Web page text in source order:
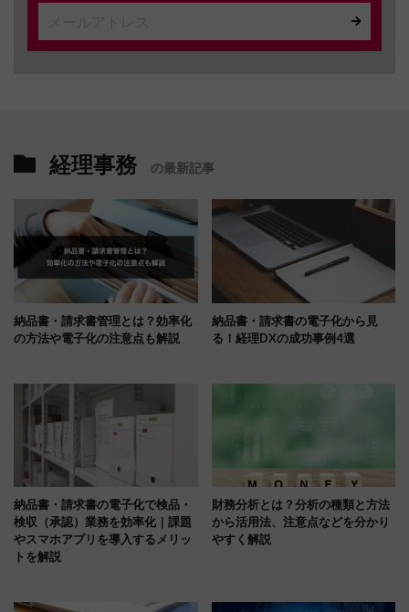
経理事務 の最新記事
納品書・請求書管理とは？効率化
の方法や電子化の注意点も解説
納品書・請求書の電子化から見
る！経理DXの成功事例4選
納品書・請求書の電子化で検品・
検収（承認）業務を効率化｜課題
やスマホアプリを導入するメリッ
トを解説
財務分析とは？分析の種類と方法
から活用法、注意点などを分かり
やすく解説